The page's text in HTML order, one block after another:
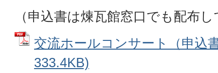
（申込書は煉瓦館窓口でも配布
交流ホールコンサート（申込
333.4KB)